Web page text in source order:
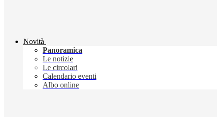
Novità
Panoramica
Le notizie
Le circolari
Calendario eventi
Albo online